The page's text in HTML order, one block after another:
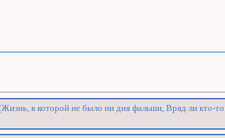
в которой не было ни дня фальши, Вряд ли кто-то